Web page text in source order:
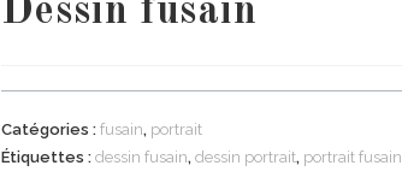
Dessin fusain
Catégories : fusain, portrait
Étiquettes : dessin fusain, dessin portrait, portrait fusain